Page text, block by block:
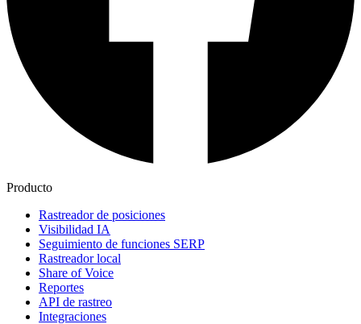
Producto
Rastreador de posiciones
Visibilidad IA
Seguimiento de funciones SERP
Rastreador local
Share of Voice
Reportes
API de rastreo
Integraciones